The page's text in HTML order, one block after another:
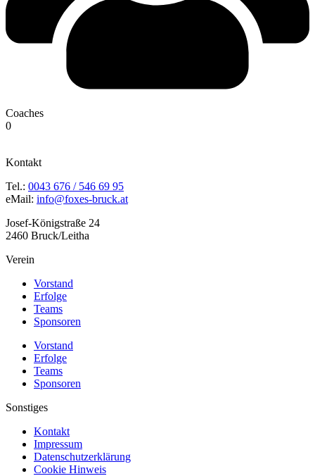
Coaches
0
Kontakt
Tel.: 0043 676 / 546 69 95
eMail: info@foxes-bruck.at
Josef-Königstraße 24
2460 Bruck/Leitha
Verein
Vorstand
Erfolge
Teams
Sponsoren
Vorstand
Erfolge
Teams
Sponsoren
Sonstiges
Kontakt
Impressum
Datenschutzerklärung
Cookie Hinweis